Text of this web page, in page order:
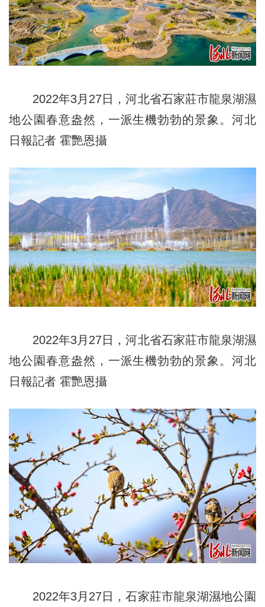
2022年3月27日，河北省石家莊市龍泉湖濕
地公園春意盎然，一派生機勃勃的景象。河北
日報記者 霍艷恩攝
2022年3月27日，河北省石家莊市龍泉湖濕
地公園春意盎然，一派生機勃勃的景象。河北
日報記者 霍艷恩攝
2022年3月27日，石家莊市龍泉湖濕地公園